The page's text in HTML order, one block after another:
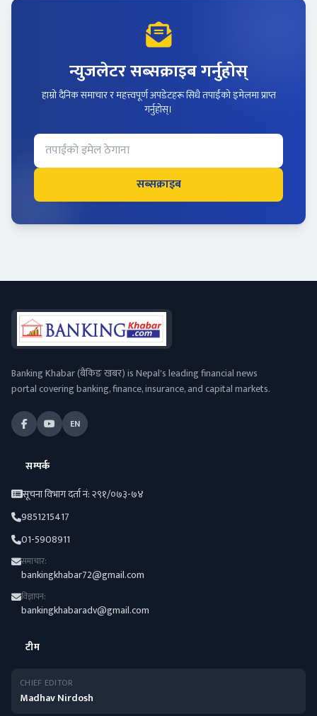
न्युजलेटर सब्सक्राइब गर्नुहोस्
हाम्रो दैनिक समाचार र महत्त्वपूर्ण अपडेटहरू सिधै तपाईंको इमेलमा प्राप्त
गर्नुहोस्।
सब्सक्राइब
Banking Khabar (बैंकिङ खबर) is Nepal's leading financial news
portal covering banking, finance, insurance, and capital markets.
EN
सम्पर्क
सूचना विभाग दर्ता नं: २९१/०७३-७४
9851215417
01-5908911
समाचार:
bankingkhabar72@gmail.com
विज्ञापन:
bankingkhabaradv@gmail.com
टीम
CHIEF EDITOR
Madhav Nirdosh